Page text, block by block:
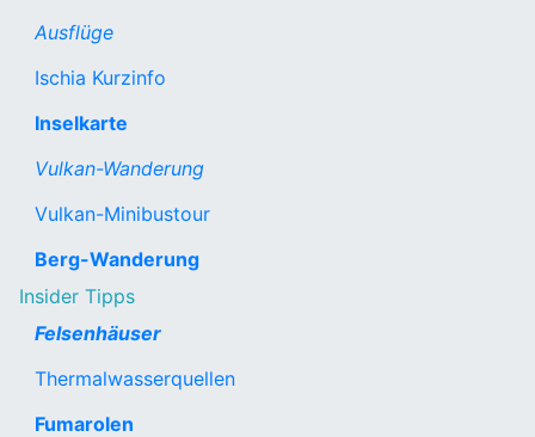
Ausflüge
Ischia Kurzinfo
Inselkarte
Vulkan-Wanderung
Vulkan-Minibustour
Berg-Wanderung
Insider Tipps
Felsenhäuser
Thermalwasserquellen
Fumarolen